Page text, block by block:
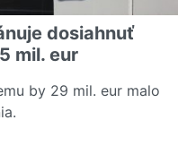
dosiahnuť
mil. eur
by 29 mil. eur malo